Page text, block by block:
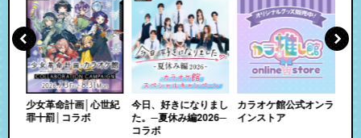
少女革命計画│心世紀
罪十罰│コラボ
今日、好きになりまし
た。─夏休み編2026─
コラボ
カラオケ館公式オンラ
インストア